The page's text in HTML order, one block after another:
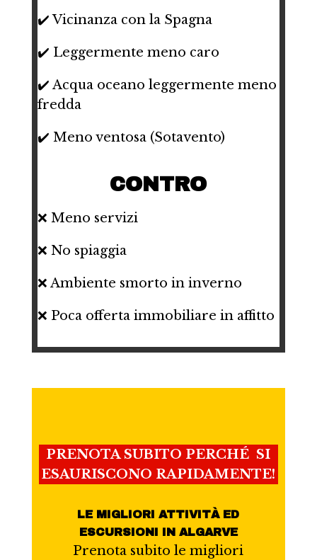
✔️ Vicinanza con la Spagna
✔️ Leggermente meno caro
✔️ Acqua oceano leggermente meno
fredda
✔️ Meno ventosa (Sotavento)
CONTRO
❌ Meno servizi
❌ No spiaggia
❌ Ambiente smorto in inverno
❌ Poca offerta immobiliare in affitto
PRENOTA SUBITO PERCHÉ SI
ESAURISCONO RAPIDAMENTE!
LE MIGLIORI ATTIVITÀ ED
ESCURSIONI IN ALGARVE
Prenota subito le migliori